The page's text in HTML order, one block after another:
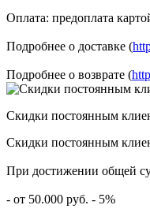
Оплата: предоплата
Подробнее о доставке (
Подробнее о возврате (
Скидки постоянным
Скидки постоянным
При достижении общей
- от 50.000 руб. - 5%